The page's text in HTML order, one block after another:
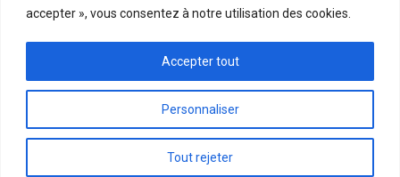
accepter », vous consentez à notre utilisation des cookies.
Personnaliser
Tout rejeter
Accepter tout
POLITIQUE DE CONFIDENTIALITÉ
CONCEPT LUMINAIRE - TOUS DROITS RÉSERVÉS © 2026